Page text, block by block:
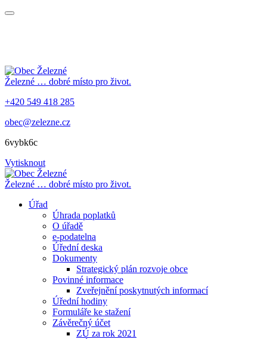
Železné … dobré místo pro život.
+420 549 418 285
obec@zelezne.cz
6vybk6c
Vytisknout
Železné … dobré místo pro život.
Úřad
Úhrada poplatků
O úřadě
e-podatelna
Úřední deska
Dokumenty
Strategický plán rozvoje obce
Povinné informace
Zveřejnění poskytnutých informací
Úřední hodiny
Formuláře ke stažení
Závěrečný účet
ZÚ za rok 2021